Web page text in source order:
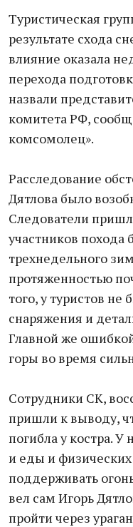
Туристическая
результате схода
влияние оказала
перехода
назвали
комитета РФ,
комсомолец».
Расследование
Дятлова было
Следователи
участников похода
трехнедельного
протяженностью
того, у туристов
снаряжения и
Главной же
горы во время
Сотрудники СК,
пришли к выводу,
погибла у костра.
и еды и
поддерживать
вел сам Игорь
пройти через